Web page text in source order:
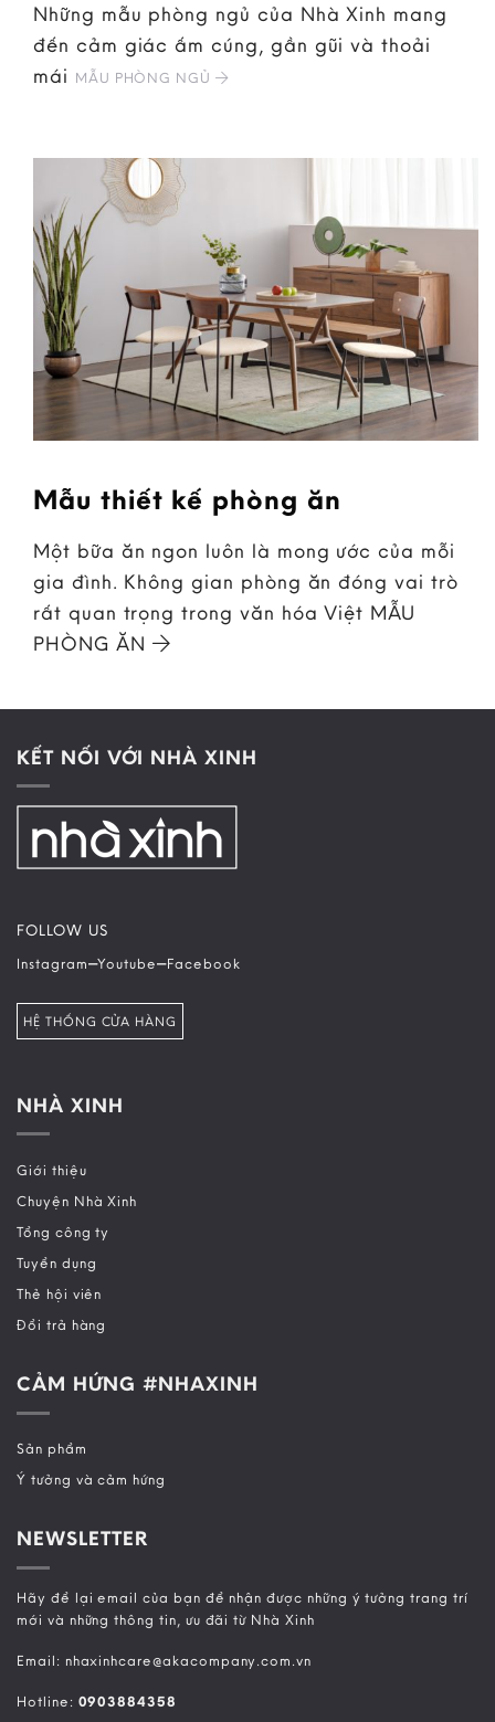
Những mẫu phòng ngủ của Nhà Xinh mang
đến cảm giác ấm cúng, gần gũi và thoải
mái MẪU PHÒNG NGỦ
Mẫu thiết kế phòng ăn
Một bữa ăn ngon luôn là mong ước của mỗi
gia đình. Không gian phòng ăn đóng vai trò
rất quan trọng trong văn hóa Việt MẪU
PHÒNG ĂN
KẾT NỐI VỚI NHÀ XINH
FOLLOW US
Instagram–Youtube–Facebook
HỆ THỐNG CỬA HÀNG
NHÀ XINH
Giới thiệu
Chuyện Nhà Xinh
Tổng công ty
Tuyển dụng
Thẻ hội viên
Đổi trả hàng
CẢM HỨNG #NHAXINH
Sản phẩm
Ý tưởng và cảm hứng
NEWSLETTER
Hãy để lại email của bạn để nhận được những ý tưởng trang trí
mới và những thông tin, ưu đãi từ Nhà Xinh
Email: nhaxinhcare@akacompany.com.vn
Hotline: 0903884358